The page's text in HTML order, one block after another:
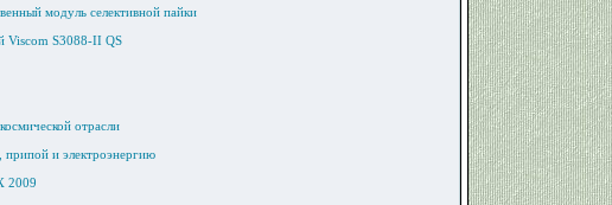
модуль селективной пайки
Viscom S3088-II QS
отрасли
припой и электроэнергию
2009